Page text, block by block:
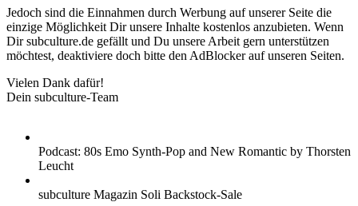
Jedoch sind die Einnahmen durch Werbung auf unserer Seite die
einzige Möglichkeit Dir unsere Inhalte kostenlos anzubieten. Wenn
Dir subculture.de gefällt und Du unsere Arbeit gern unterstützen
möchtest, deaktiviere doch bitte den AdBlocker auf unseren Seiten.
Vielen Dank dafür!
Dein subculture-Team
Podcast: 80s Emo Synth-Pop and New Romantic by Thorsten
Leucht
subculture Magazin Soli Backstock-Sale